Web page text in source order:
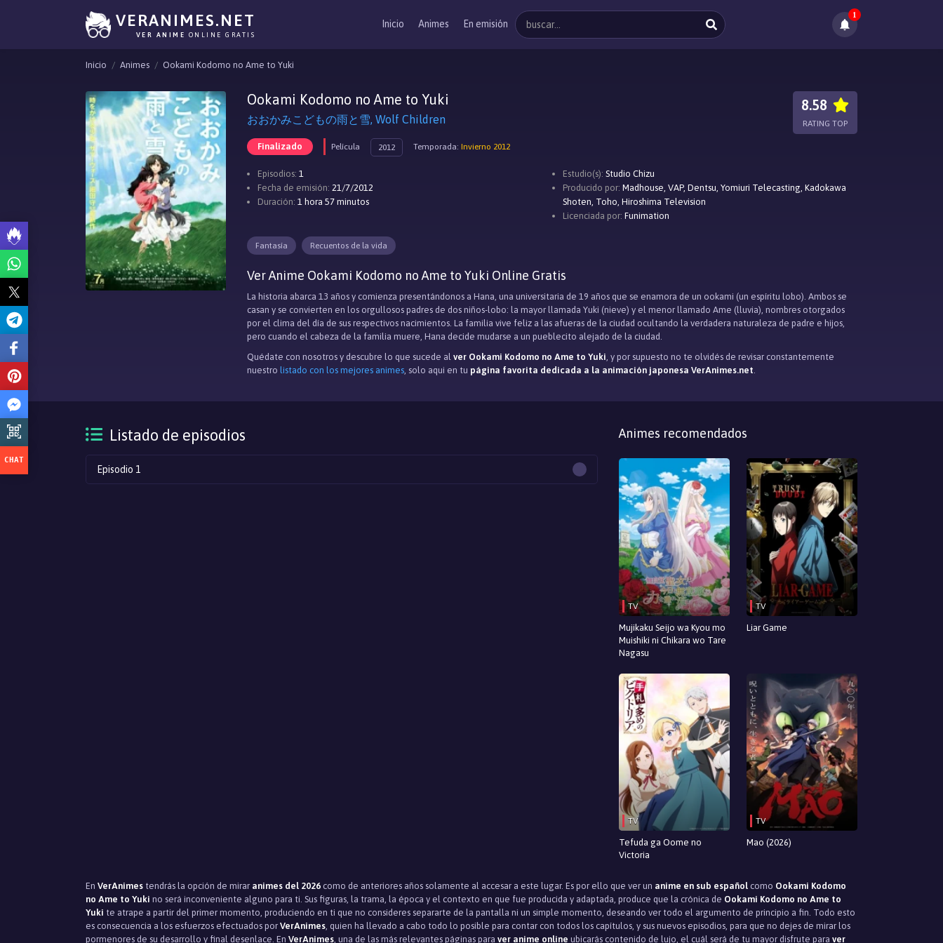
VERANIMES.NET
VER ANIME ONLINE GRATIS
Inicio Animes En emisión
1
Inicio Animes Ookami Kodomo no Ame to Yuki
Ookami Kodomo no Ame to Yuki
おおかみこどもの雨と雪, Wolf Children
Finalizado Película 2012 Temporada: Invierno 2012
8.58
RATING TOP
Episodios: 1
Fecha de emisión: 21/7/2012
Duración: 1 hora 57 minutos
Estudio(s): Studio Chizu
Producido por: Madhouse, VAP, Dentsu, Yomiuri Telecasting, Kadokawa
Shoten, Toho, Hiroshima Television
Licenciada por: Funimation
Fantasía Recuentos de la vida
Ver Anime Ookami Kodomo no Ame to Yuki Online Gratis
La historia abarca 13 años y comienza presentándonos a Hana, una universitaria de 19 años que se enamora de un ookami (un espíritu lobo). Ambos se
casan y se convierten en los orgullosos padres de dos niños-lobo: la mayor llamada Yuki (nieve) y el menor llamado Ame (lluvia), nombres otorgados
por el clima del día de sus respectivos nacimientos. La familia vive feliz a las afueras de la ciudad ocultando la verdadera naturaleza de padre e hijos,
pero cuando el cabeza de la familia muere, Hana decide mudarse a un pueblecito alejado de la ciudad.
Quédate con nosotros y descubre lo que sucede al ver Ookami Kodomo no Ame to Yuki, y por supuesto no te olvidés de revisar constantemente
nuestro listado con los mejores animes, solo aqui en tu página favorita dedicada a la animación japonesa VerAnimes.net.
Listado de episodios
Episodio 1
Animes recomendados
TV
Mujikaku Seijo wa Kyou mo
Muishiki ni Chikara wo Tare
Nagasu
TV
Liar Game
TV
Tefuda ga Oome no
Victoria
TV
Mao (2026)
En VerAnimes tendrás la opción de mirar animes del 2026 como de anteriores años solamente al accesar a este lugar. Es por ello que ver un anime en sub español como Ookami Kodomo
no Ame to Yuki no será inconveniente alguno para ti. Sus figuras, la trama, la época y el contexto en que fue producida y adaptada, produce que la crónica de Ookami Kodomo no Ame to
Yuki te atrape a partir del primer momento, produciendo en ti que no consideres separarte de la pantalla ni un simple momento, deseando ver todo el argumento de principio a fin. Todo esto
es consecuencia a los esfuerzos efectuados por VerAnimes, quien ha llevado a cabo todo lo posible para contar con todos los capítulos, y sus nuevos episodios, para que no dejes de mirar los
pormenores de su desarrollo y final desenlace. En VerAnimes, una de las más relevantes páginas para ver anime online ubicarás contenido de lujo, el cuál será de tu mayor disfrute para ver